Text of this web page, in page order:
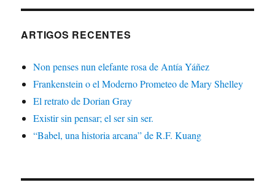
ARTIGOS RECENTES
Non penses nun elefante rosa de Antía Yáñez
Frankenstein o el Moderno Prometeo de Mary Shelley
El retrato de Dorian Gray
Existir sin pensar; el ser sin ser.
“Babel, una historia arcana” de R.F. Kuang